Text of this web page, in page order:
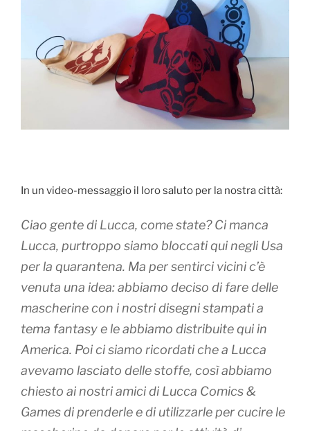
In un video-messaggio il loro saluto per la nostra città:
Ciao gente di Lucca, come state? Ci manca
Lucca, purtroppo siamo bloccati qui negli Usa
per la quarantena. Ma per sentirci vicini c’è
venuta una idea: abbiamo deciso di fare delle
mascherine con i nostri disegni stampati a
tema fantasy e le abbiamo distribuite qui in
America. Poi ci siamo ricordati che a Lucca
avevamo lasciato delle stoffe, così abbiamo
chiesto ai nostri amici di Lucca Comics &
Games di prenderle e di utilizzarle per cucire le